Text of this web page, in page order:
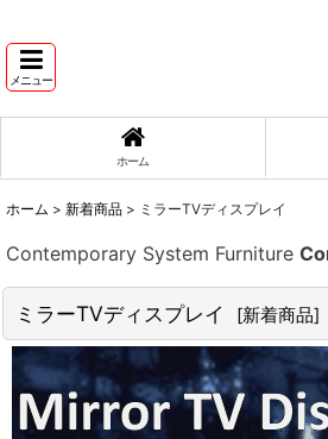
メニュー
ホーム
ホーム > 新着商品 > ミラーTVディスプレイ
Contemporary System Furniture
ミラーTVディスプレイ [新着商品]